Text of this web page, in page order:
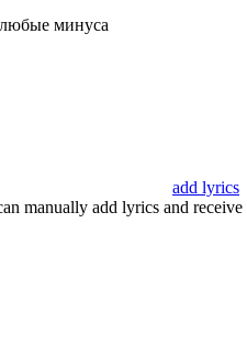
минуса
add lyrics
manually add lyrics and